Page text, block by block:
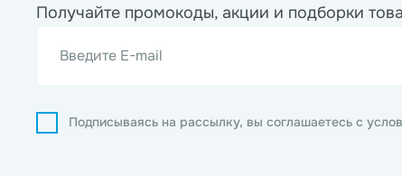
Получайте промокоды, акции и подборки
Введите E-mail
Подписываясь на рассылку, вы соглашаетесь с